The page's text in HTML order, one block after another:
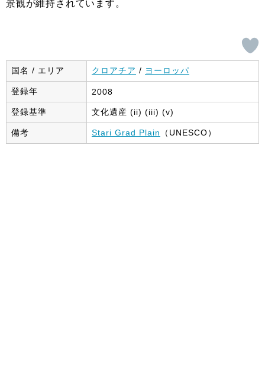
景観が維持されています。
国名 / エリア クロアチア / ヨーロッパ
登録年 2008
登録基準 文化遺産 (ii) (iii) (v)
備考 Stari Grad Plain （UNESCO）